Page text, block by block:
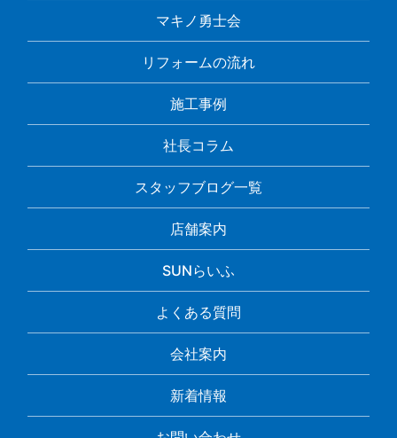
マキノ勇士会
リフォームの流れ
施工事例
社長コラム
スタッフブログ一覧
店舗案内
SUNらいふ
よくある質問
会社案内
新着情報